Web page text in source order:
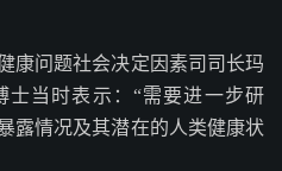
康问题社会决定因素司司长玛
士当时表示：“需要进一步研
露情况及其潜在的人类健康状